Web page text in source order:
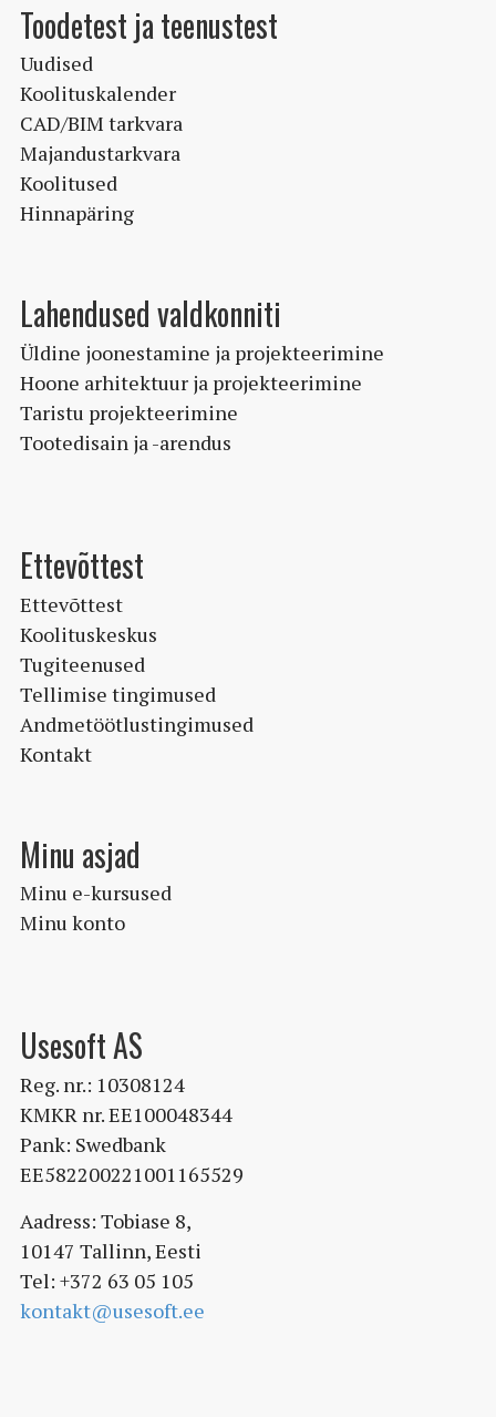
Toodetest ja teenustest
Uudised
Koolituskalender
CAD/BIM tarkvara
Majandustarkvara
Koolitused
Hinnapäring
Lahendused valdkonniti
Üldine joonestamine ja projekteerimine
Hoone arhitektuur ja projekteerimine
Taristu projekteerimine
Tootedisain ja -arendus
Ettevõttest
Ettevõttest
Koolituskeskus
Tugiteenused
Tellimise tingimused
Andmetöötlustingimused
Kontakt
Minu asjad
Minu e-kursused
Minu konto
Usesoft AS
Reg. nr.: 10308124
KMKR nr. EE100048344
Pank: Swedbank
EE582200221001165529
Aadress: Tobiase 8,
10147 Tallinn, Eesti
Tel: +372 63 05 105
kontakt@usesoft.ee